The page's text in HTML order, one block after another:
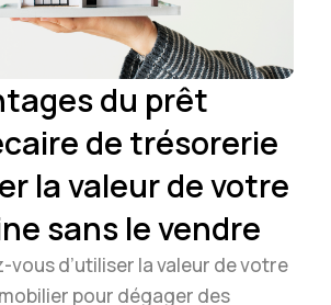
du prêt
de trésorerie
la valeur de votre
sans le vendre
vous d’utiliser la valeur de votre
pour dégager des